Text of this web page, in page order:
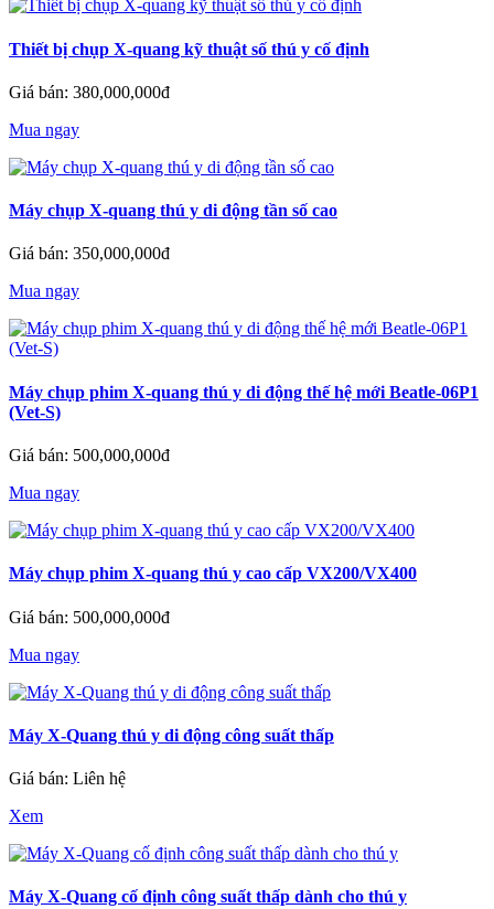
Thiết bị chụp X-quang kỹ thuật số thú y cố định
Giá bán: 380,000,000đ
Mua ngay
Máy chụp X-quang thú y di động tần số cao
Giá bán: 350,000,000đ
Mua ngay
Máy chụp phim X-quang thú y di động thế hệ mới Beatle-06P1
(Vet-S)
Giá bán: 500,000,000đ
Mua ngay
Máy chụp phim X-quang thú y cao cấp VX200/VX400
Giá bán: 500,000,000đ
Mua ngay
Máy X-Quang thú y di động công suất thấp
Giá bán: Liên hệ
Xem
Máy X-Quang cố định công suất thấp dành cho thú y